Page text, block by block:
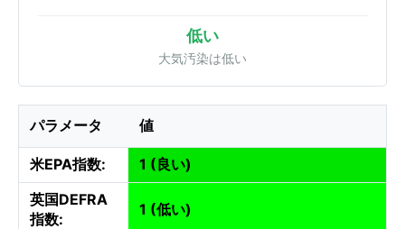
低い
大気汚染は低い
パラメータ 値
米EPA指数:
1 (良い)
英国DEFRA
指数:
1 (低い)